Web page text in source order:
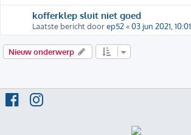
kofferklep sluit niet goed
Laatste bericht doorep52«03 jun 2021, 10:01
Nieuw onderwerp